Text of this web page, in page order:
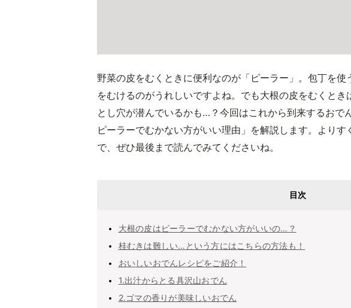
野菜の皮をむくときに便利なのが「ピーラー」。包丁を
をむけるのがうれしいですよね。でも大根の皮をむくと
とし穴が潜んでいるかも…？今回はこれから到来するおで
ピーラーでむかない方がいい理由」を解説します。より
で、ぜひ最後まで読んでみてくださいね。
目次
大根の皮はピーラーでむかない方がいいの…？
桂むきは難しい…という方にはこちらの方法も！
おいしいおでんレシピをご紹介！
1.出汁からとる具沢山おでん
2.ゴマの香りが美味しいおでん